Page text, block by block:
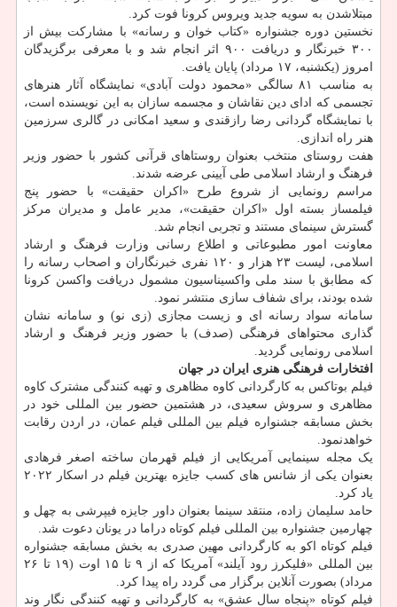
مبتلاشدن به سویه جدید ویروس کرونا فوت کرد.
نخستین دوره جشنواره «کتاب خوان و رسانه» با مشارکت بیش از
۳۰۰ خبرنگار و دریافت ۹۰۰ اثر انجام شد و با معرفی برگزیدگان
امروز (یکشنبه، ۱۷ مرداد) پایان یافت.
به مناسب ۸۱ سالگی «محمود دولت آبادی» نمایشگاه آثار هنرهای
تجسمی که ادای دین نقاشان و مجسمه سازان به این نویسنده است،
با نمایشگاه گردانی رضا رازقندی و سعید امکانی در گالری سرزمین
هنر راه اندازی.
هفت روستای منتخب بعنوان روستاهای قرآنی کشور با حضور وزیر
فرهنگ و ارشاد اسلامی طی آیینی عرضه شدند.
مراسم رونمایی از شروع طرح «اکران حقیقت» با حضور پنج
فیلمساز بسته اول «اکران حقیقت»، مدیر عامل و مدیران مرکز
گسترش سینمای مستند و تجربی انجام شد.
معاونت امور مطبوعاتی و اطلاع رسانی وزارت فرهنگ و ارشاد
اسلامی، لیست ۲۳ هزار و ۱۲۰ نفری خبرنگاران و اصحاب رسانه را
که مطابق با سند ملی واکسیناسیون مشمول دریافت واکسن کرونا
شده بودند، برای شفاف سازی منتشر نمود.
سامانه سواد رسانه ای و زیست مجازی (زی نو) و سامانه نشان
گذاری محتواهای فرهنگی (صدف) با حضور وزیر فرهنگ و ارشاد
اسلامی رونمایی گردید.
افتخارات فرهنگی هنری ایران در جهان
فیلم بوتاکس به کارگردانی کاوه مظاهری و تهیه کنندگی مشترک کاوه
مظاهری و سروش سعیدی، در هشتمین حضور بین المللی خود در
بخش مسابقه جشنواره فیلم بین المللی فیلم عمان، در اردن رقابت
خواهدنمود.
یک مجله سینمایی آمریکایی از فیلم قهرمان ساخته اصغر فرهادی
بعنوان یکی از شانس های کسب جایزه بهترین فیلم در اسکار ۲۰۲۲
یاد کرد.
حامد سلیمان زاده، منتقد سینما بعنوان داور جایزه فیپرشی به چهل و
چهارمین جشنواره بین المللی فیلم کوتاه دراما در یونان دعوت شد.
فیلم کوتاه اکو به کارگردانی مهین صدری به بخش مسابقه جشنواره
بین المللی «فلیکرز رود آیلند» آمریکا که از ۹ تا ۱۵ اوت (۱۹ تا ۲۶
مرداد) بصورت آنلاین برگزار می گردد راه پیدا کرد.
فیلم کوتاه «پنجاه سال عشق» به کارگردانی و تهیه کنندگی نگار وند